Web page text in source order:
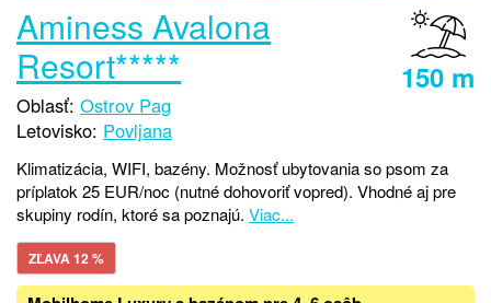
150 m
Aminess Avalona
Resort*****
Oblasť: Ostrov Pag
Letovisko: Povljana
Klimatizácia, WIFI, bazény. Možnosť ubytovania so psom za
príplatok 25 EUR/noc (nutné dohovoriť vopred). Vhodné aj pre
skupiny rodín, ktoré sa poznajú. Viac...
ZĽAVA 12 %